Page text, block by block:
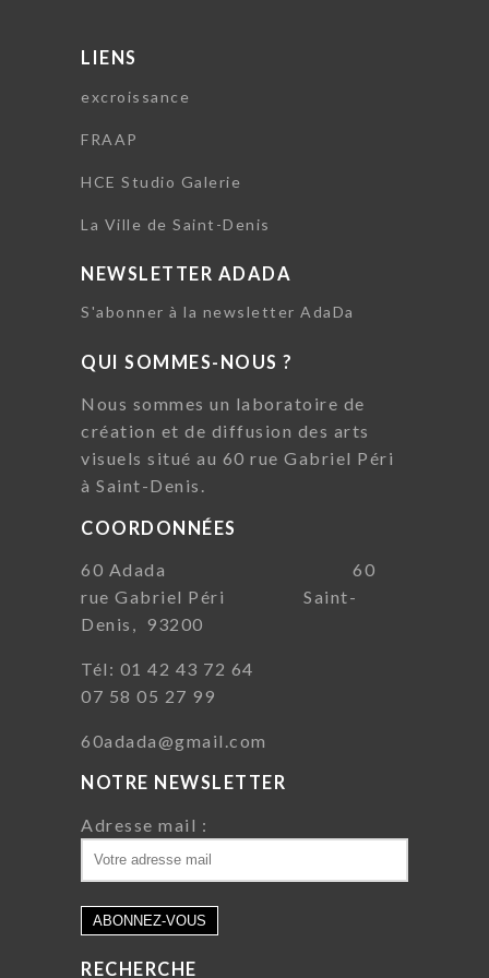
LIENS
excroissance
FRAAP
HCE Studio Galerie
La Ville de Saint-Denis
NEWSLETTER ADADA
S'abonner à la newsletter AdaDa
QUI SOMMES-NOUS ?
Nous sommes un laboratoire de
création et de diffusion des arts
visuels situé au 60 rue Gabriel Péri
à Saint-Denis.
COORDONNÉES
60 Adada 60
rue Gabriel Péri Saint-
Denis, 93200
Tél: 01 42 43 72 64
07 58 05 27 99
60adada@gmail.com
NOTRE NEWSLETTER
Adresse mail :
RECHERCHE